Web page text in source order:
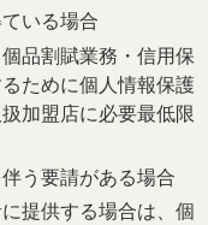
いる場合
品割賦業務・信用保
ために個人情報保護
加盟店に必要最低限
う要請がある場合
提供する場合は、個